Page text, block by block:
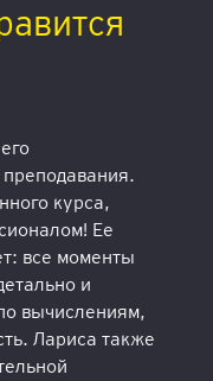
курса,
Ее
все моменты
и
вычислениям,
Лариса также